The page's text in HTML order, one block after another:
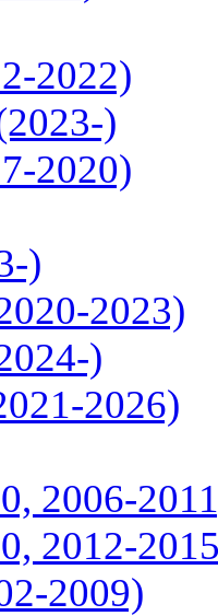
2022)
)
2020)
)
2023)
)
2026)
2006-
2012-
2009)